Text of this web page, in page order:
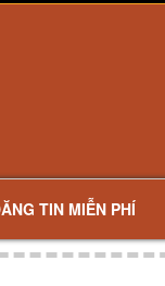
TIN MIỄN PHÍ